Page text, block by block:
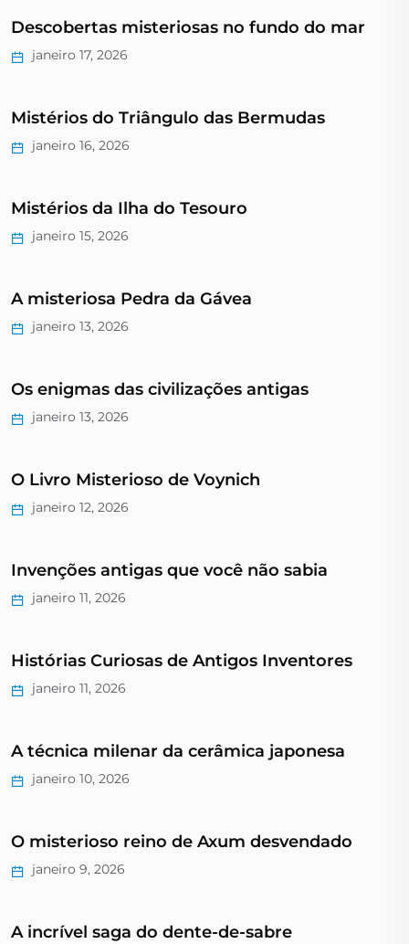
Descobertas misteriosas no fundo do mar
janeiro 17, 2026
Mistérios do Triângulo das Bermudas
janeiro 16, 2026
Mistérios da Ilha do Tesouro
janeiro 15, 2026
A misteriosa Pedra da Gávea
janeiro 13, 2026
Os enigmas das civilizações antigas
janeiro 13, 2026
O Livro Misterioso de Voynich
janeiro 12, 2026
Invenções antigas que você não sabia
janeiro 11, 2026
Histórias Curiosas de Antigos Inventores
janeiro 11, 2026
A técnica milenar da cerâmica japonesa
janeiro 10, 2026
O misterioso reino de Axum desvendado
janeiro 9, 2026
A incrível saga do dente-de-sabre